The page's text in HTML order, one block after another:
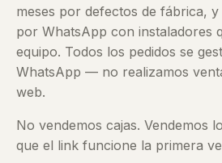
meses por defectos de fábrica,
por WhatsApp con instaladores
equipo. Todos los pedidos se
WhatsApp — no realizamos
web.
No vendemos cajas. Vendemos
que el link funcione la primera